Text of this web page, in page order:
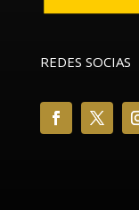
REDES SOCIAS